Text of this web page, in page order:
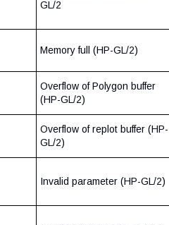
GL/2
Memory full (HP-GL/2)
Overflow of Polygon buffer
(HP-GL/2)
Overflow of replot buffer (HP-
GL/2)
Invalid parameter (HP-GL/2)